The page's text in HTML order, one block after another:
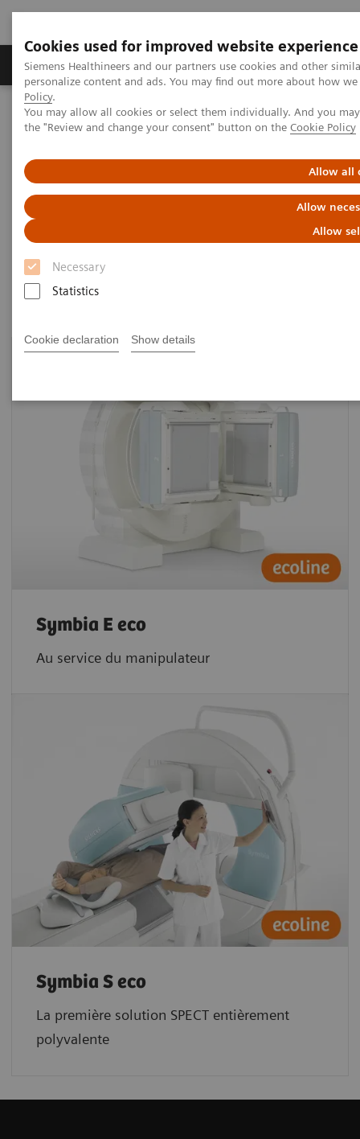
Cookies used for improved website experience
Siemens Healthineers and our partners use cookies and other
personalize content and ads. You may find out more about how
Policy.
You may allow all cookies or select them individually. And you
the "Review and change your consent" button on the Cookie Policy
Allow all
Allow
Allow
Necessary
Statistics
Cookie declaration Show details
Produits & services Domaines cliniques
Home Imagerie médicale
Refurbished Systems - ecoline
Découverte de la gamme ecoline
Imagerie moléculaire
ecoline Imagerie moléculaire
Systèmes d’imagerie moléculaire
reconditionnés
Symbia E eco
Au service du manipulateur
Symbia S eco
La première solution SPECT entièrement
polyvalente